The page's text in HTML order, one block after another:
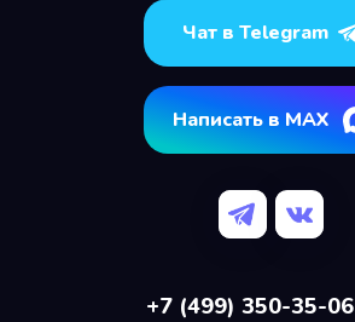
Чат в Telegram
Написать в MAX
+7 (499) 350-35-06